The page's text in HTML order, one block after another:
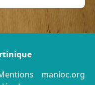
manioc.org